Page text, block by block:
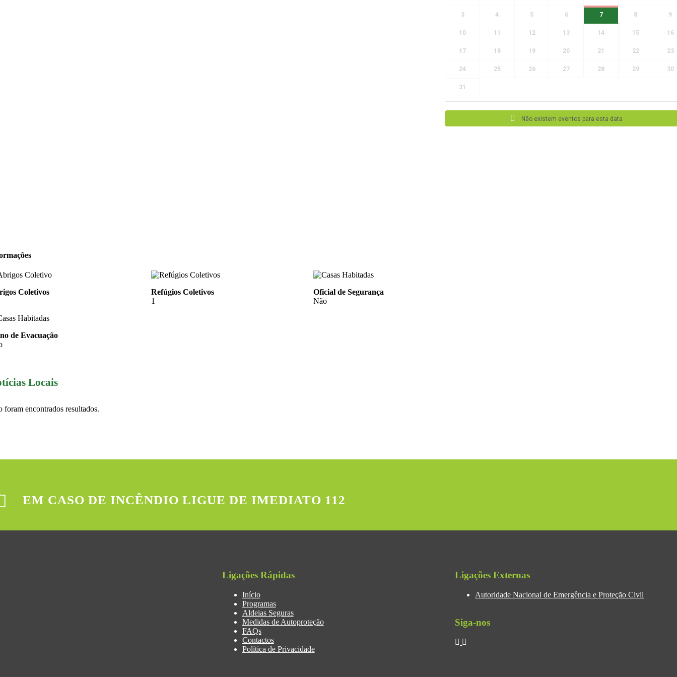
Coletivos
Refúgios Coletivos
1
Oficial de Segurança
Não
de Evacuação
Locais
foram encontrados resultados.
3 4 5 6 7 8 9
10 11 12 13 14 15 16
17 18 19 20 21 22 23
24 25 26 27 28 29 30
31
Não existem eventos para esta data
EM CASO DE INCÊNDIO LIGUE DE IMEDIATO 112
Ligações Rápidas
Início
Programas
Aldeias Seguras
Medidas de Autoproteção
FAQs
Contactos
Política de Privacidade
Ligações Externas
Autoridade Nacional de Emergência e Proteção Civil
Siga-nos